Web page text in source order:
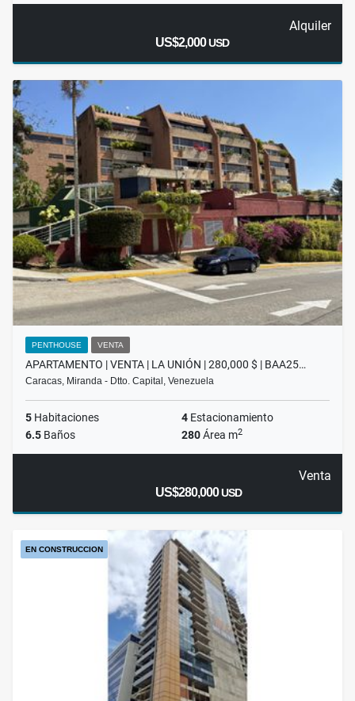
Alquiler
US$2,000USD
PENTHOUSE VENTA
APARTAMENTO | VENTA | LA UNIÓN | 280,000 $ | BAA25…
Caracas, Miranda - Dtto. Capital, Venezuela
5 Habitaciones 4 Estacionamiento
6.5 Baños 280Área m2
Venta
US$280,000USD
EN CONSTRUCCION